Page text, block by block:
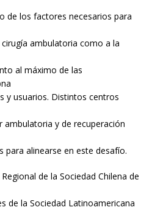
de los factores necesarios para
ambulatoria como a la
al máximo de las
y usuarios. Distintos centros
y de recuperación
para alinearse en este desafío.
de la Sociedad Chilena de
de la Sociedad Latinoamericana